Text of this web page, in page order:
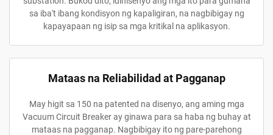
sa iba't ibang kondisyon ng kapaligiran, na nagbibigay ng
kapayapaan ng isip sa mga kritikal na aplikasyon.
Mataas na Reliabilidad at Pagganap
May higit sa 150 na patented na disenyo, ang aming mga
Vacuum Circuit Breaker ay ginawa para sa haba ng buhay at
mataas na pagganap. Nagbibigay ito ng pare-parehong